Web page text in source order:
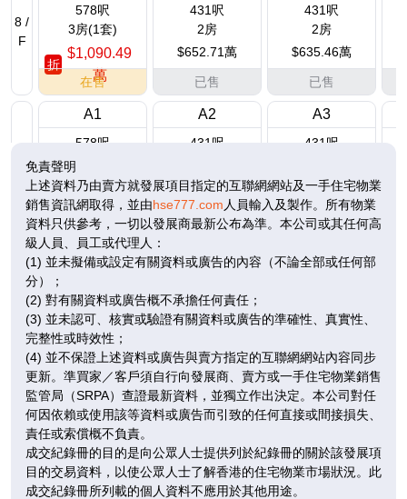
8 /
F
10
11
578呎
3房(1套)
折
$1,090.49
萬
在售
431呎
2房
$652.71萬
已售
431呎
2房
$635.46萬
已售
A1
578呎
3房(1套)
折
$1,093.74
萬
在售
A2
431呎
$674.01萬
已售
A3
431呎
$637.33萬
已售
A1
3房(1套)
$937.65萬
已售
2房
$657.3萬
$658.78萬
A1
578呎
3房(1套)
$913.58萬
已售
A2
431呎
$659.34萬
已售
A3
431呎
$641.83萬
已售
免責聲明
上述資料乃由賣方就發展項目指定的互聯網網站及一手住宅物業
銷售資訊網取得，並由hse777.com 人員輸入及製作。所有物業
資料只供參考，一切以發展商最新公布為準。本公司或其任何高
級人員、員工或代理人：
(1) 並未擬備或設定有關資料或廣告的內容（不論全部或任何部
分）；
(2) 對有關資料或廣告概不承擔任何責任；
(3) 並未認可、核實或驗證有關資料或廣告的準確性、真實性、
完整性或時效性；
(4) 並不保證上述資料或廣告與賣方指定的互聯網網站內容同步
更新。準買家／客戶須自行向發展商、賣方或一手住宅物業銷售
監管局（SRPA）查證最新資料，並獨立作出決定。本公司對任
何因依賴或使用該等資料或廣告而引致的任何直接或間接損失、
責任或索償概不負責。
成交紀錄冊的目的是向公眾人士提供列於紀錄冊的關於該發展項
目的交易資料，以使公眾人士了解香港的住宅物業市場狀況。此
成交紀錄冊所列載的個人資料不應用於其他用途。